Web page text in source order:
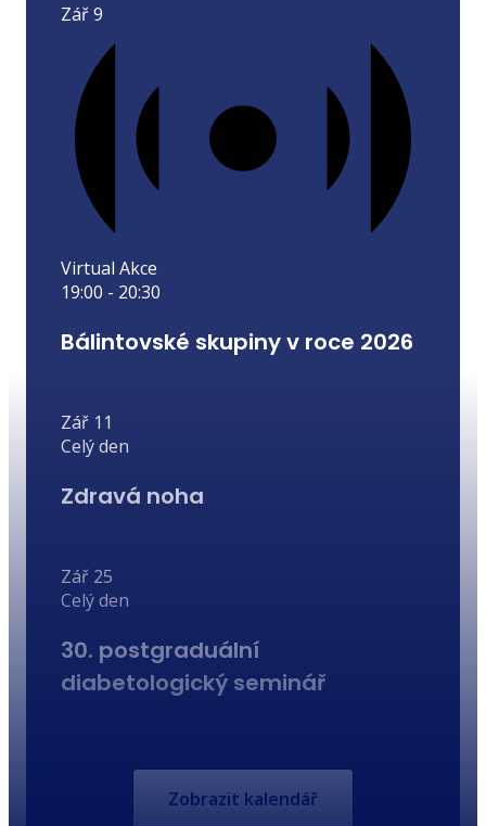
Zář9
Virtual Akce
19:00 - 20:30
Bálintovské skupiny v roce 2026
Zář 11
Celý den
Zdravá noha
Zář 25
Celý den
30. postgraduální
diabetologický seminář
Zobrazit kalendář